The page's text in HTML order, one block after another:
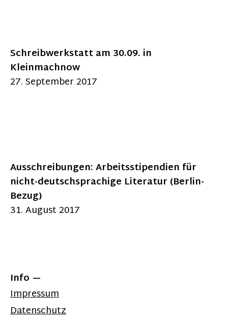
Schreibwerkstatt am 30.09. in
Kleinmachnow
27. September 2017
Ausschreibungen: Arbeitsstipendien für
nicht-deutschsprachige Literatur (Berlin-
Bezug)
31. August 2017
Info
Impressum
Datenschutz